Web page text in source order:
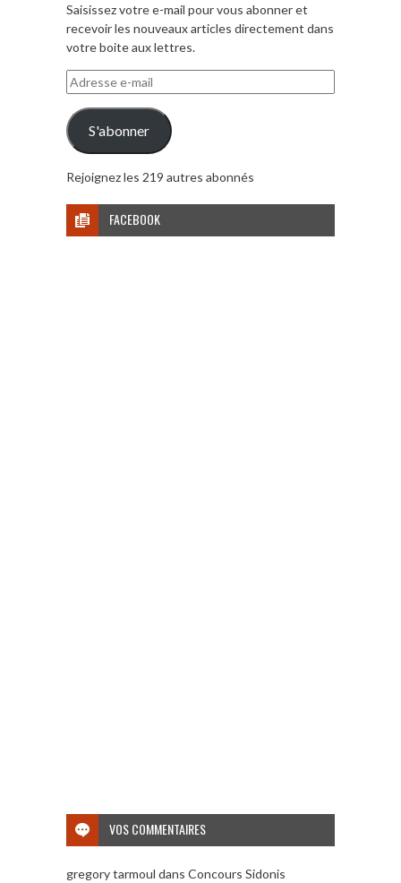
Saisissez votre e-mail pour vous abonner et
recevoir les nouveaux articles directement dans
votre boite aux lettres.
Adresse
e-
mail
S'abonner
Rejoignez les 219 autres abonnés
FACEBOOK
VOS COMMENTAIRES
gregory tarmoul dans Concours Sidonis